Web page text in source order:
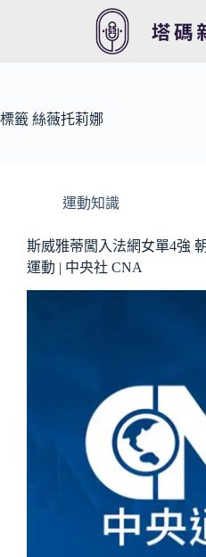
容
標籤 絲薇托莉娜
運動知識
斯威雅蒂闖入法網女單4強
運動 | 中央社 CNA